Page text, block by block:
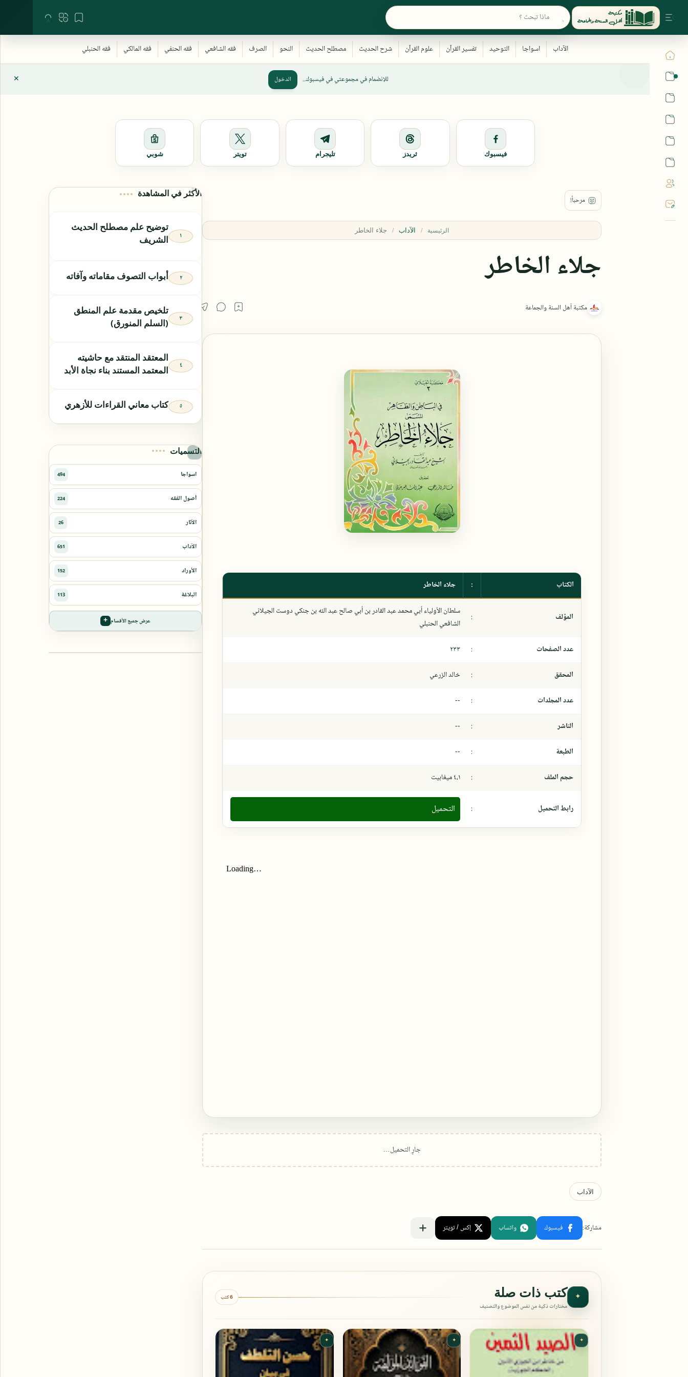
للإنضمام في مجموعتي في فيسبوك.. الدخول
فيسبوك ثريدز تليجرام تويتر شوبي
الرئيسية الآداب
جلاء الخاطر
الكتاب : جلاء الخاطر
المؤلف :
سلطان الأولياء أبي محمد عبد القادر بن أبي صالح عبد الله بن جنكي دوست الجيلاني
الشافعي الحنبلي
عدد الصفحات : ٢٣٣
المحقق : خالد الزرعي
عدد المجلدات :
--
الناشر :
--
الطبعة :
--
حجم الملف : ٤،١ ميغابيت
رابط التحميل : التحميل
✦ كتب ذات صلة
مختارات ذكية من نفس الموضوع والتصنيف
6 كتب
✦
✦
✦
الأكثر في المشاهدة
توضيح علم مصطلح الحديث
الشريف
أبواب التصوف مقاماته وآفاته
تلخيص مقدمة علم المنطق
(السلم المنورق)
المعتقد المنتقد مع حاشيته
المعتمد المستند بناء نجاة الأبد
كتاب معاني القراءات للأزهري
التسميات
عرض جميع الأقسام